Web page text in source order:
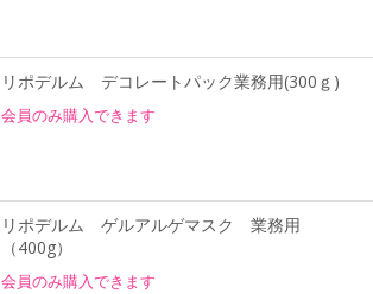
リポデルム デコレートパック業務用(300ｇ)
会員のみ購入できます
リポデルム ゲルアルゲマスク 業務用
（400g）
会員のみ購入できます